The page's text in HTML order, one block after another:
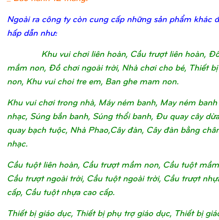
Ngoài ra công ty còn cung cấp những sản phẩm khác
hấp dẫn như:
Khu vui chơi liên hoàn, Cầu trượt liên hoàn,
mầm non, Đồ chơi ngoài trời, Nhà chơi cho bé, Thiết
non, Khu vui choi tre em, Ban ghe mam non.
Khu vui chơi trong nhà, Máy ném banh, May ném
nhạc, Súng bắn banh, Súng thổi banh, Đu quay cây
quay bạch tuộc, Nhà Phao,Cây đàn, Cây đàn bằng
nhạc.
Cầu tuột liên hoàn, Cầu trượt mầm non, Cầu tuột
Cầu trượt ngoài trời, Cầu tuột ngoài trời, Cầu trượt
cấp, Cầu tuột nhựa cao cấp.
Thiết bị giáo dục, Thiết bị phụ trợ giáo dục, Thiết bị